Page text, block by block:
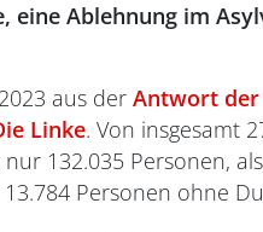
eine Ablehnung im
aus der Antwort der
Linke. Von insgesamt
132.035 Personen,
Personen ohne